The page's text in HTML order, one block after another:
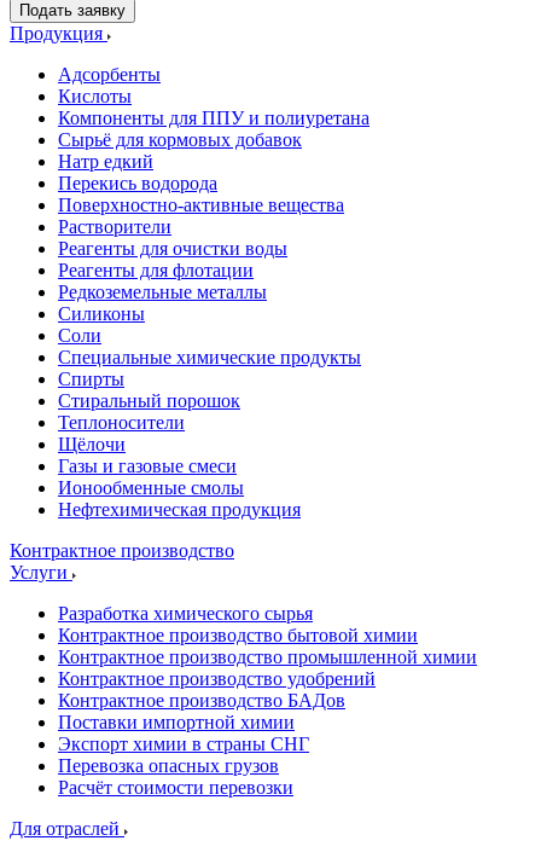
Подать заявку
Продукция
Адсорбенты
Кислоты
Компоненты для ППУ и полиуретана
Сырьё для кормовых добавок
Натр едкий
Перекись водорода
Поверхностно-активные вещества
Растворители
Реагенты для очистки воды
Реагенты для флотации
Редкоземельные металлы
Силиконы
Соли
Специальные химические продукты
Спирты
Стиральный порошок
Теплоносители
Щёлочи
Газы и газовые смеси
Ионообменные смолы
Нефтехимическая продукция
Контрактное производство
Услуги
Разработка химического сырья
Контрактное производство бытовой химии
Контрактное производство промышленной химии
Контрактное производство удобрений
Контрактное производство БАДов
Поставки импортной химии
Экспорт химии в страны СНГ
Перевозка опасных грузов
Расчёт стоимости перевозки
Для отраслей